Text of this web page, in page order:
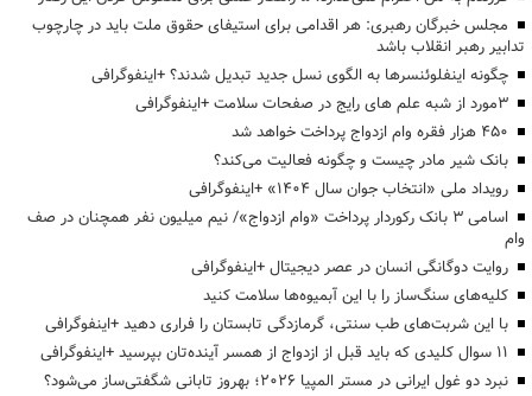
مجلس خبرگان رهبری: هر اقدامی برای استیفای حقوق ملت باید در چارچوب
تدابیر رهبر انقلاب باشد
چگونه اینفلوئنسرها به الگوی نسل جدید تبدیل شدند؟ +اینفوگرافی
3مورد از شبه علم های رایج در صفحات سلامت +اینفوگرافی
۴۵۰ هزار فقره وام ازدواج پرداخت خواهد شد
بانک شیر مادر چیست و چگونه فعالیت می‌کند؟
رویداد ملی «انتخاب جوان سال ۱۴۰۴» +اینفوگرافی
اسامی ۳ بانک رکوردار پرداخت «وام ازدواج»/ نیم میلیون نفر همچنان در صف
وام
روایت دوگانگی انسان در عصر دیجیتال +اینفوگرافی
کلیه‌های سنگ‌ساز را با این آبمیوه‌ها سلامت کنید
با این شربت‌های طب سنتی، گرمازدگی تابستان را فراری دهید +اینفوگرافی
۱۱ سوال کلیدی که باید قبل از ازدواج از همسر آینده‌تان بپرسید +اینفوگرافی
نبرد دو غول ایرانی در مستر المپیا ۲۰۲۶؛ بهروز تابانی شگفتی‌ساز می‌شود؟